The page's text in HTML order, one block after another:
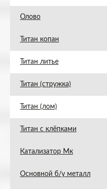
Олово
Титан копан
Титан литье
Титан (стружка)
Титан (лом)
Титан с клёпками
Катализатор Мк
Основной б/у металл